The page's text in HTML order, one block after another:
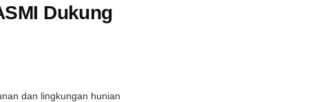
Dukung
dan lingkungan hunian